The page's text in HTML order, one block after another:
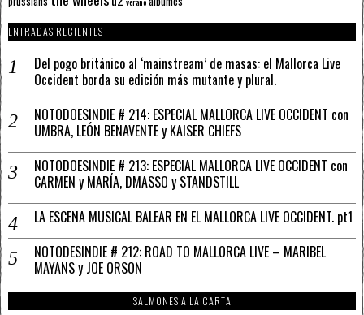
ENTRADAS RECIENTES
Del pogo británico al ‘mainstream’ de masas: el Mallorca Live
Occident borda su edición más mutante y plural.
NOTODOESINDIE # 214: ESPECIAL MALLORCA LIVE OCCIDENT con
UMBRA, LEÓN BENAVENTE y KAISER CHIEFS
NOTODOESINDIE # 213: ESPECIAL MALLORCA LIVE OCCIDENT con
CARMEN y MARÍA, DMASSO y STANDSTILL
LA ESCENA MUSICAL BALEAR EN EL MALLORCA LIVE OCCIDENT. pt1
NOTODESINDIE # 212: ROAD TO MALLORCA LIVE – MARIBEL
MAYANS y JOE ORSON
SALMONES A LA CARTA